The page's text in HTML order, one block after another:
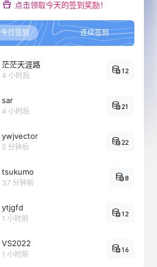
点击领取今天的签到奖励！
今日签到 连续签到
茫茫天涯路
4 小时后
12
sar
4 小时后
21
ywjvector
5 分钟后
22
tsukumo
37 分钟前
8
ytjgfd
1 小时前
12
VS2022
1 小时前
16